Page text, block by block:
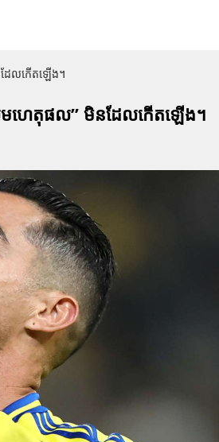
ែលកើតឡើង។
មហេតុផល” មិនដែលកើតឡើង។